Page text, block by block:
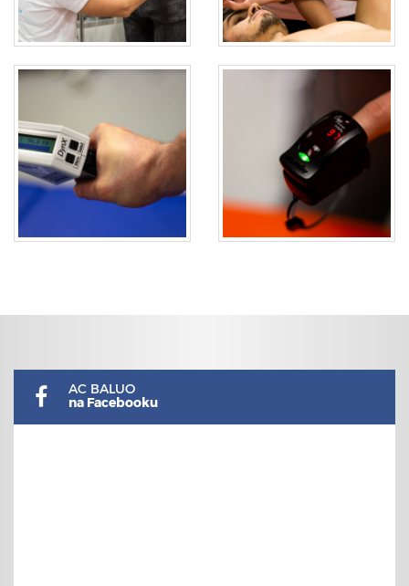
AC BALUO
na Facebooku